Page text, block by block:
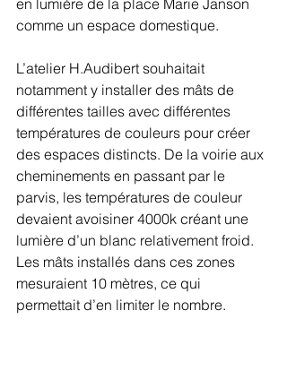
comme un espace domestique.
L’atelier H.Audibert souhaitait
notamment y installer des mâts de
différentes tailles avec différentes
températures de couleurs pour créer
des espaces distincts. De la voirie aux
cheminements en passant par le
parvis, les températures de couleur
devaient avoisiner 4000k créant une
lumière d’un blanc relativement froid.
Les mâts installés dans ces zones
mesuraient 10 mètres, ce qui
permettait d’en limiter le nombre.